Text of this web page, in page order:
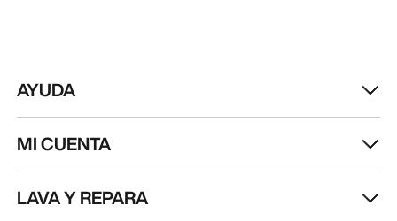
AYUDA
MI CUENTA
LAVA Y REPARA